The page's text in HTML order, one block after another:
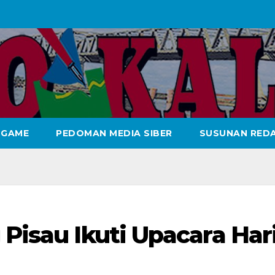
GAME PEDOMAN MEDIA SIBER SUSUNAN
Ikuti Upacara